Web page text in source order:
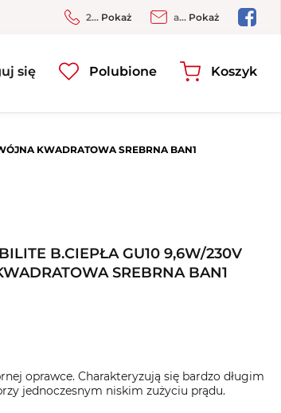
2...Pokaż a...Pokaż
się Polubione Koszyk
KWADRATOWA SREBRNA BAN1
B.CIEPŁA GU10 9,6W/230V
SREBRNA BAN1
oprawce. Charakteryzują się bardzo długim
jednoczesnym niskim zużyciu prądu.